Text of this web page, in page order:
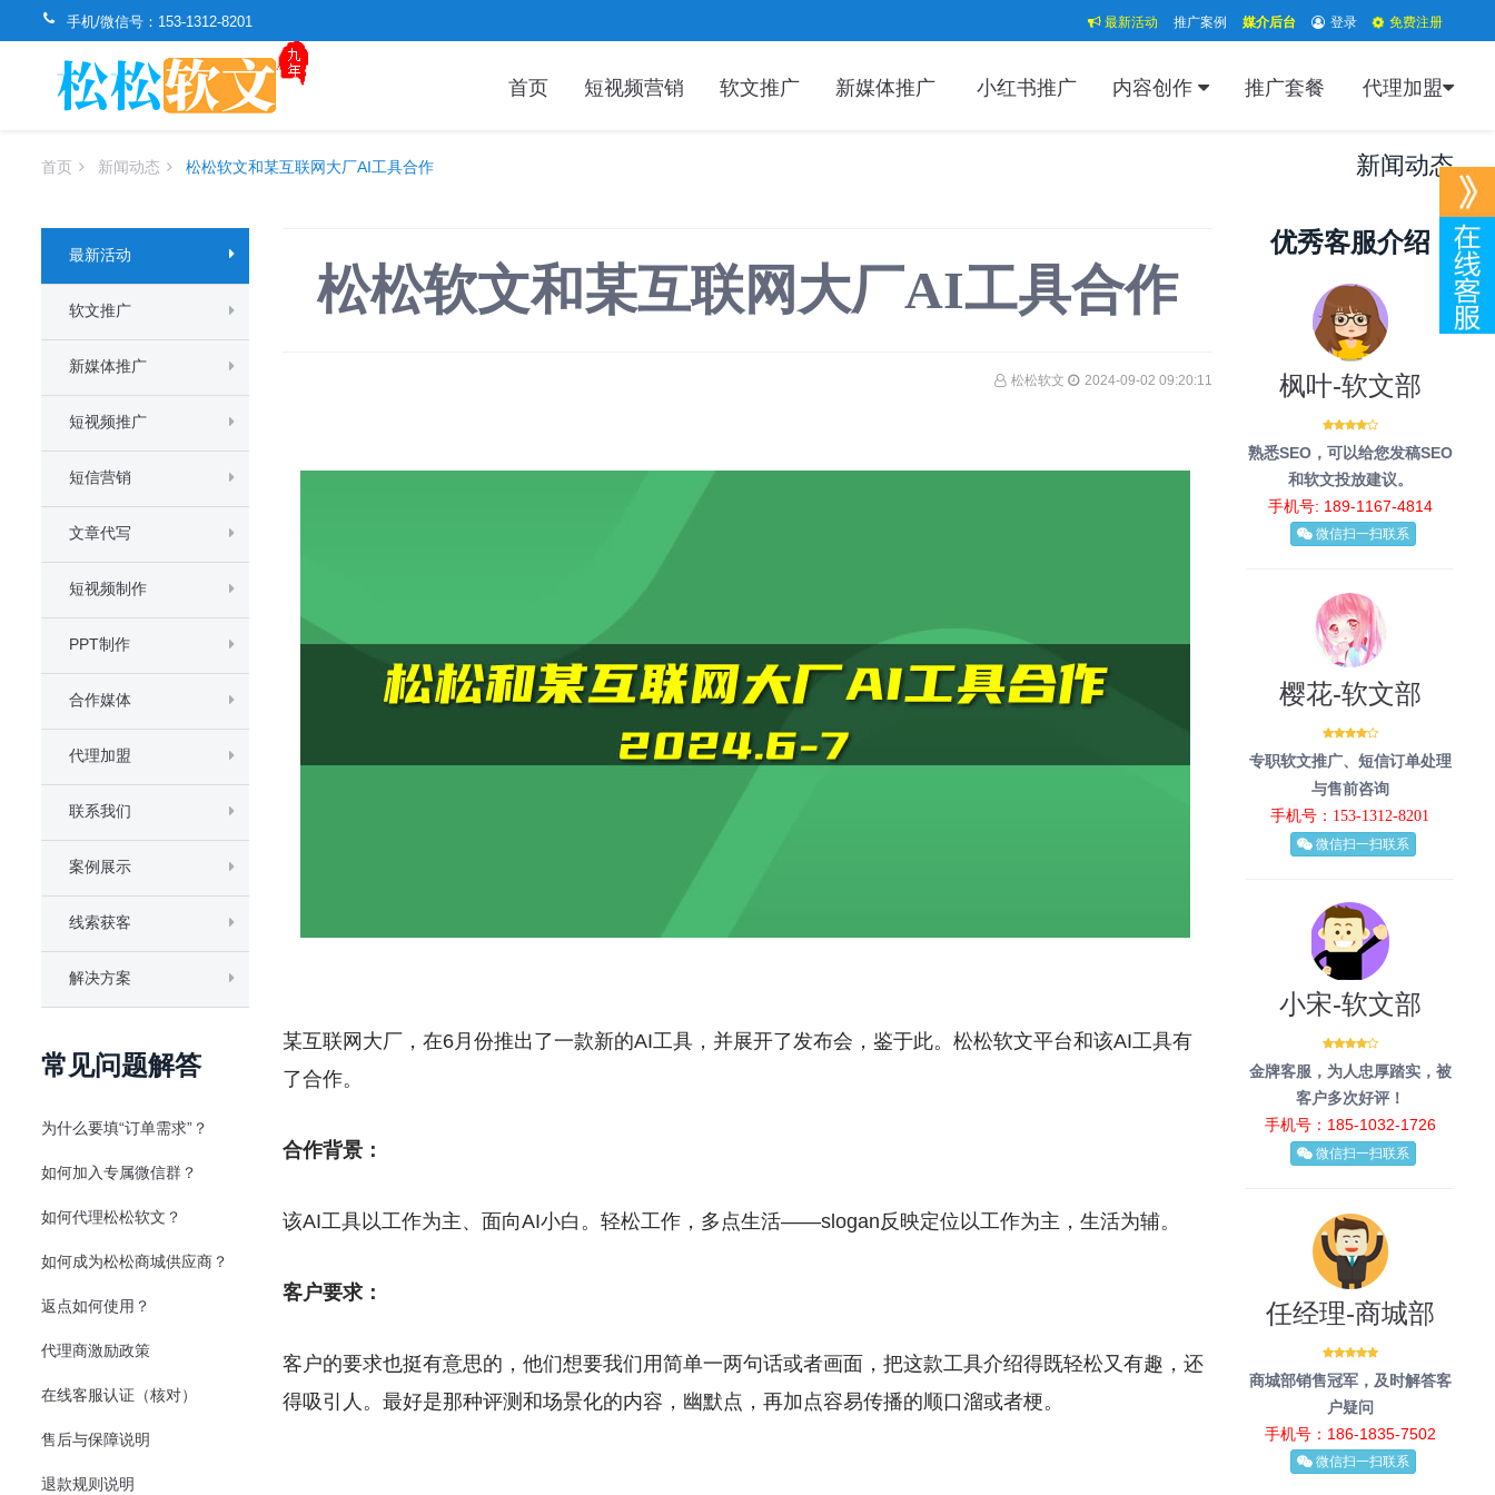
手机/微信号： 153-1312-8201 最新活动 推广案例 媒介后台 登录 免费注册
首页 短视频营销 软文推广 新媒体推广 小红书推广 内容创作 推广套餐 代理加盟
首页 新闻动态 松松软文和某互联网大厂AI工具合作 新闻动态
最新活动
软文推广
新媒体推广
短视频推广
短信营销
文章代写
短视频制作
PPT制作
合作媒体
代理加盟
联系我们
案例展示
线索获客
解决方案
常见问题解答
为什么要填“订单需求”？
如何加入专属微信群？
如何代理松松软文？
如何成为松松商城供应商？
返点如何使用？
代理商激励政策
在线客服认证（核对）
售后与保障说明
退款规则说明
松松软文和某互联网大厂AI工具合作
松松软文 2024-09-02 09:20:11
某互联网大厂，在6月份推出了一款新的AI工具，并展开了发布会，鉴于此。松松软文平台和该AI工具有
了合作。
合作背景：
该AI工具以工作为主、面向AI小白。轻松工作，多点生活——slogan反映定位以工作为主，生活为辅。
客户要求：
客户的要求也挺有意思的，他们想要我们用简单一两句话或者画面，把这款工具介绍得既轻松又有趣，还
得吸引人。最好是那种评测和场景化的内容，幽默点，再加点容易传播的顺口溜或者梗。
优秀客服介绍
枫叶-软文部
熟悉SEO，可以给您发稿SEO
和软文投放建议。
手机号: 189-1167-4814
微信扫一扫联系
樱花-软文部
专职软文推广、短信订单处理
与售前咨询
手机号：153-1312-8201
微信扫一扫联系
小宋-软文部
金牌客服，为人忠厚踏实，被
客户多次好评！
手机号：185-1032-1726
微信扫一扫联系
任经理-商城部
商城部销售冠军，及时解答客
户疑问
手机号：186-1835-7502
微信扫一扫联系